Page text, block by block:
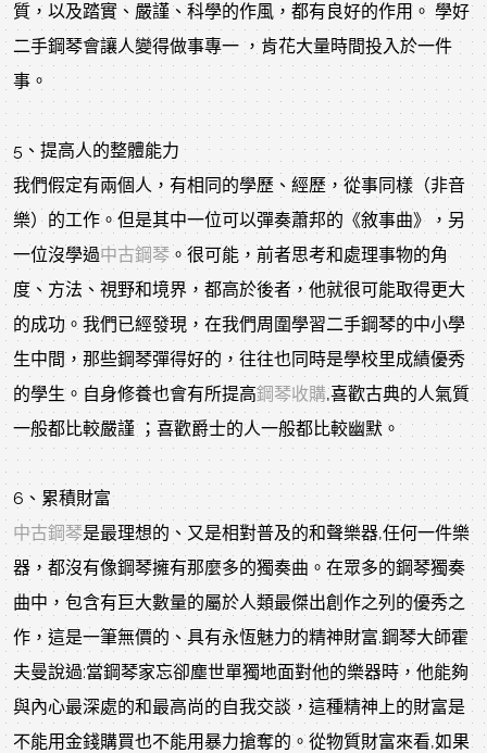
質，以及踏實、嚴謹、科學的作風，都有良好的作用。 學好
二手鋼琴會讓人變得做事專一 ，肯花大量時間投入於一件
事。
5、提高人的整體能力
我們假定有兩個人，有相同的學歷、經歷，從事同樣（非音
樂）的工作。但是其中一位可以彈奏蕭邦的《敘事曲》，另
一位沒學過中古鋼琴。很可能，前者思考和處理事物的角
度、方法、視野和境界，都高於後者，他就很可能取得更大
的成功。我們已經發現，在我們周圍學習二手鋼琴的中小學
生中間，那些鋼琴彈得好的，往往也同時是學校里成績優秀
的學生。自身修養也會有所提高鋼琴收購,喜歡古典的人氣質
一般都比較嚴謹 ；喜歡爵士的人一般都比較幽默。
6、累積財富
中古鋼琴是最理想的、又是相對普及的和聲樂器,任何一件樂
器，都沒有像鋼琴擁有那麼多的獨奏曲。在眾多的鋼琴獨奏
曲中，包含有巨大數量的屬於人類最傑出創作之列的優秀之
作，這是一筆無價的、具有永恆魅力的精神財富.鋼琴大師霍
夫曼說過:當鋼琴家忘卻塵世單獨地面對他的樂器時，他能夠
與內心最深處的和最高尚的自我交談，這種精神上的財富是
不能用金錢購買也不能用暴力搶奪的。從物質財富來看,如果